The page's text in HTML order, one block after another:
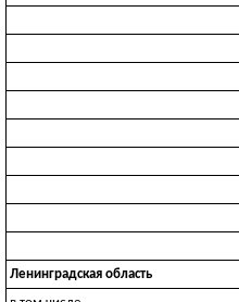
Ленинградская область